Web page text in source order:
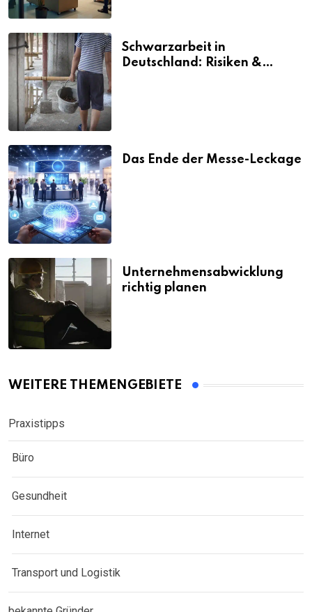
Schwarzarbeit in
Deutschland: Risiken &
Das Ende der Messe-Leckage
Unternehmensabwicklung
richtig planen
WEITERE THEMENGEBIETE
Praxistipps
Büro
Gesundheit
Internet
Transport und Logistik